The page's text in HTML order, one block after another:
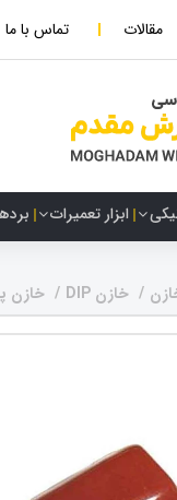
مقالات تماس با ما
ابزار تعمیرات
خازن DIP خازن